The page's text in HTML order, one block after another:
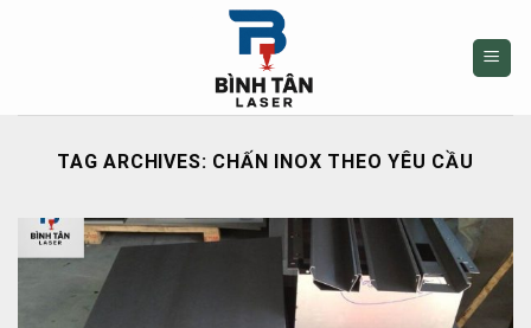
TAG ARCHIVES: CHẤN INOX THEO YÊU CẦU